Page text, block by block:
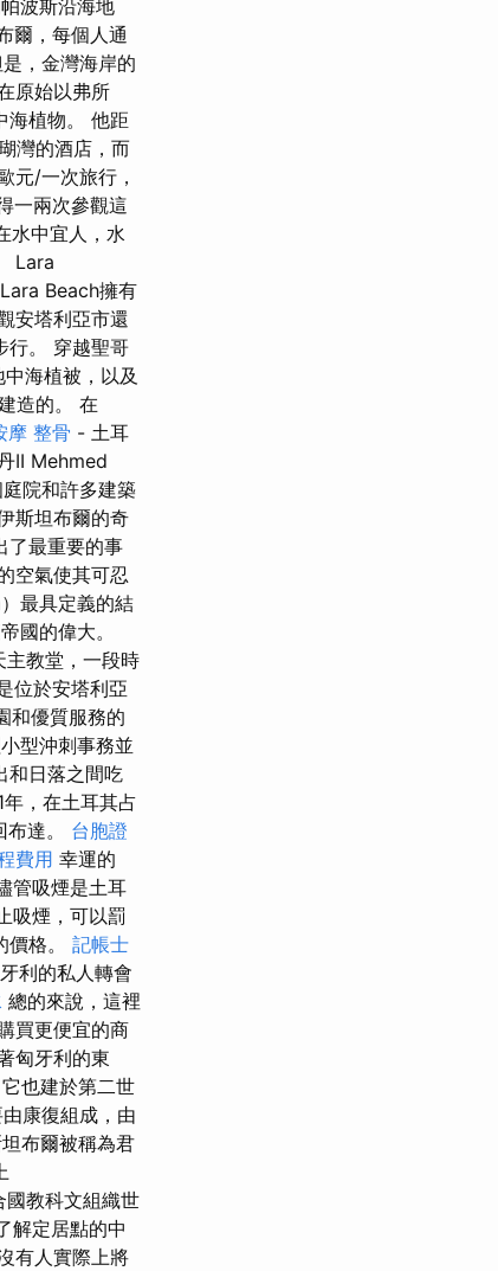
波斯沿海地
爾，每個人通
，金灣海岸的
原始以弗所
海植物。 他距
灣的酒店，而
元/一次旅行，
一兩次參觀這
水中宜人，水
Lara
Beach擁有
安塔利亞市還
行。 穿越聖哥
海植被，以及
造的。 在
摩 整骨 - 土耳
II Mehmed
院和許多建築
斯坦布爾的奇
了最重要的事
空氣使其可忍
最具定義的結
國的偉大。
主教堂，一段時
位於安塔利亞
和優質服務的
型沖刺事務並
和日落之間吃
，在土耳其占
達。 台胞證
費用 幸運的
管吸煙是土耳
吸煙，可以罰
格。 記帳士
利的私人轉會
總的來說，這裡
買更便宜的商
匈牙利的東
也建於第二世
康復組成，由
布爾被稱為君
教科文組織世
解定居點的中
有人實際上將